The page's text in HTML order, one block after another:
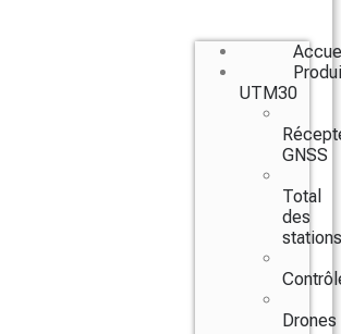
UTM30
GNSS
Total
des
stations
Drones